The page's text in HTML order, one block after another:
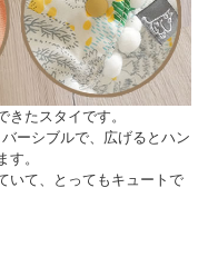
たスタイです。
ーシブルで、広げるとハン
す。
いて、とってもキュートで